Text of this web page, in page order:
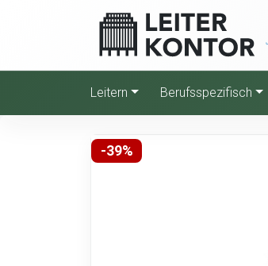
Leitern Berufsspezifisch
-39%